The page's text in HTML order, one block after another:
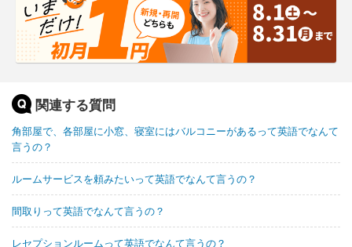
関連する質問
角部屋で、各部屋に小窓、寝室にはバルコニーがあるって英語でなんて
言うの？
ルームサービスを頼みたいって英語でなんて言うの？
間取りって英語でなんて言うの？
レセプションルームって英語でなんて言うの？